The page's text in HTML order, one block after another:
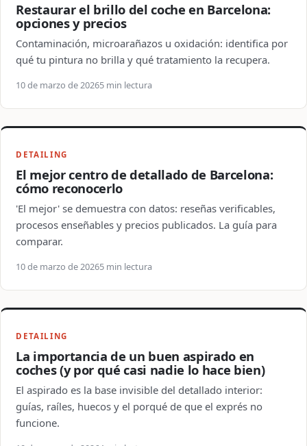
Restaurar el brillo del coche en Barcelona:
opciones y precios
Contaminación, microarañazos u oxidación: identifica por
qué tu pintura no brilla y qué tratamiento la recupera.
10 de marzo de 20265 min lectura
DETAILING
El mejor centro de detallado de Barcelona:
cómo reconocerlo
'El mejor' se demuestra con datos: reseñas verificables,
procesos enseñables y precios publicados. La guía para
comparar.
10 de marzo de 20265 min lectura
DETAILING
La importancia de un buen aspirado en
coches (y por qué casi nadie lo hace bien)
El aspirado es la base invisible del detallado interior:
guías, raíles, huecos y el porqué de que el exprés no
funcione.